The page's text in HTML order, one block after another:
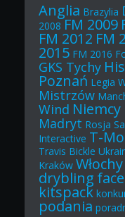
Anglia Brazylia
2008 FM 2009
FM 2012 FM
2015 FM 2016
GKS Tychy
Poznań Legia
Mistrzów
Wind Niemcy
Madryt Rosja
Interactive T-
Travis Bickle
Kraków Włochy
drybling
kitspack
podania